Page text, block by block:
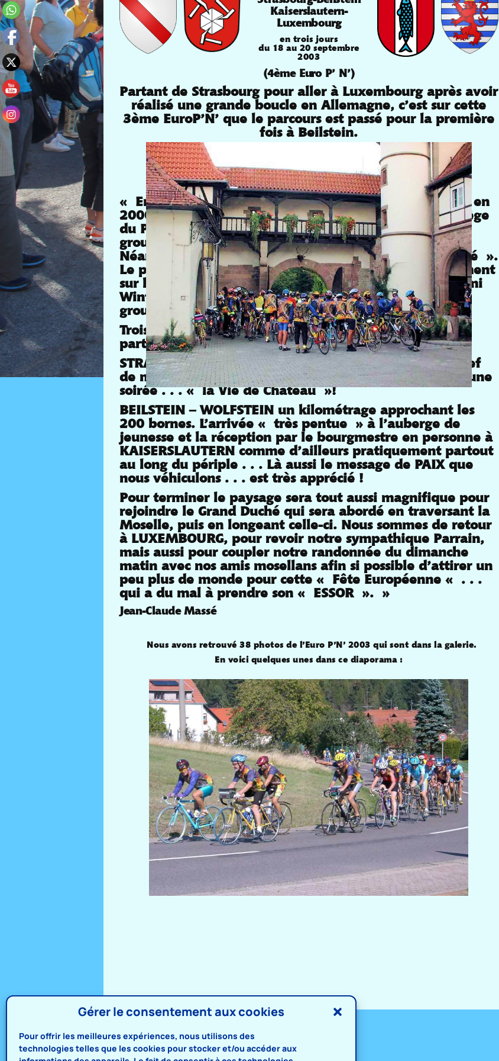
Gérer le consentement aux cookies
Pour offrir les meilleures expériences, nous utilisons des
technologies telles que les cookies pour stocker et/ou accéder aux
Kaiserslautern-
Luxembourg
en trois jours
du 18 au 20 septembre
2003
(4ème Euro P’ N’)
Partant de Strasbourg pour aller à Luxembourg après avoir
réalisé une grande boucle en Allemagne, c’est sur cette
3ème EuroP’N’ que le parcours est passé pour la première
fois à Beilstein.
La photo au départ dans la cour du château de Beilstein
La relation avec Beilstein a été initiée dans le cadre du
jumelage de la ville de Beilstein avec Pontault-Combault.
« En 2003 c’est STRASBOURG qui nous a déjà accueilli en
2000 et 2001. Comme à chaque fois la réception au siège
du Parlement Européen est appréciée par notre petit
groupe porteur du message de PAIX entre les Nations.
Néanmoins changement radical la « Grande Nouveauté ».
Le parcours de ces trois journées sera presque entièrement
sur les routes de nos voisins allemands grâce à notre ami
Winfried HULDE un Euro P1 convaincu qui a rejoint le
groupe.
Trois étapes « collineuses » nous ferons découvrir une
partie de ce magnifique pays :
STRASBOURG – BEILSTEIN nous verra arriver dans le fief
de notre ami au son de la fanfare pour vivre pendant une
soirée . . . « la Vie de Château »!
BEILSTEIN – WOLFSTEIN un kilométrage approchant les
200 bornes. L’arrivée « très pentue » à l’auberge de
jeunesse et la réception par le bourgmestre en personne à
KAISERSLAUTERN comme d’ailleurs pratiquement partout
au long du périple . . . Là aussi le message de PAIX que
nous véhiculons . . . est très apprécié !
Pour terminer le paysage sera tout aussi magnifique pour
rejoindre le Grand Duché qui sera abordé en traversant la
Moselle, puis en longeant celle-ci. Nous sommes de retour
à LUXEMBOURG, pour revoir notre sympathique Parrain,
mais aussi pour coupler notre randonnée du dimanche
matin avec nos amis mosellans afin si possible d’attirer un
peu plus de monde pour cette « Fête Européenne « . . .
qui a du mal à prendre son « ESSOR ». »
Jean-Claude Massé
Nous avons retrouvé 38 photos de l’Euro P’N’ 2003 qui sont dans la galerie.
En voici quelques unes dans ce diaporama :